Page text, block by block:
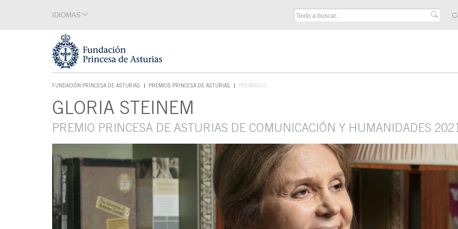
Tecla de acceso 1
IDIOMAS
FUNDACIÓN PRINCESA DE ASTURIAS
TECLA DE ACCESO 1
PREMIOS PRINCESA DE ASTURIAS PREMIADOS
Contenido principalGLORIA STEINEM
PREMIO PRINCESA DE ASTURIAS DE COMUNICACIÓN Y HUMANIDADES